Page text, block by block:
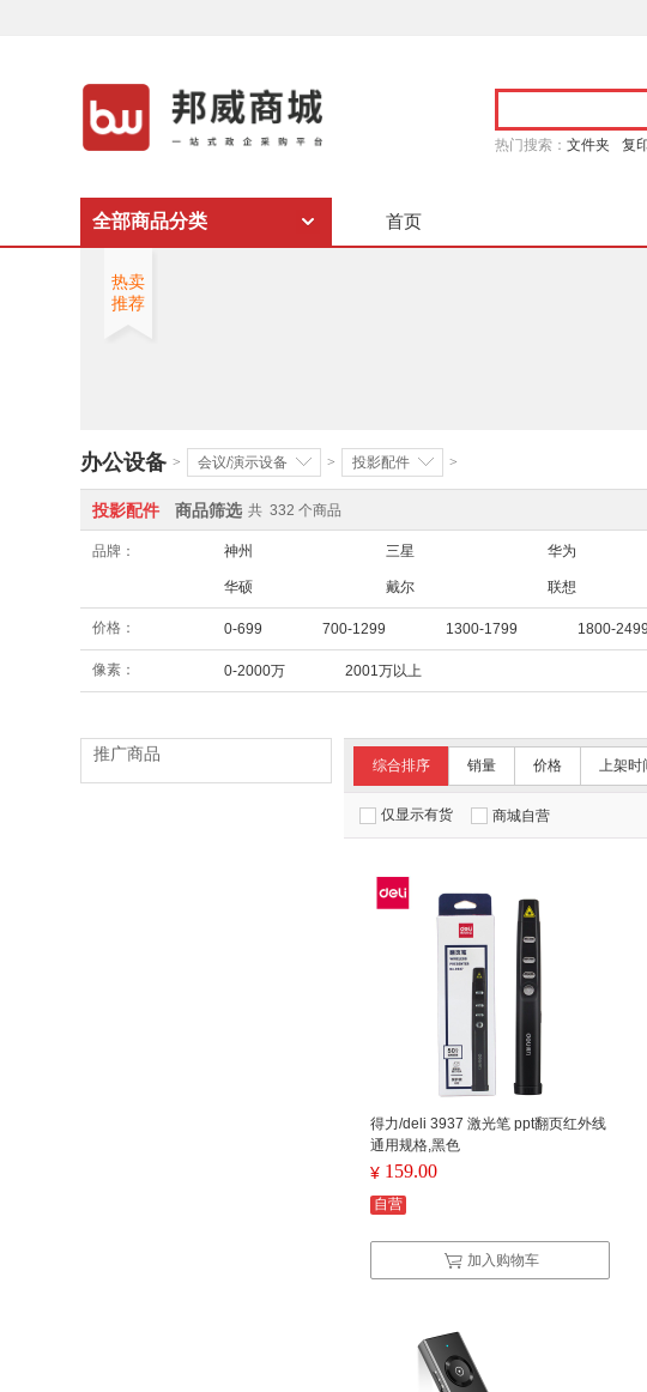
热门搜索： 文件夹 复
全部商品分类 首页
热卖
推荐
办公设备 > 会议/演示设备 > 投影配件 >
投影配件 商品筛选 共 332 个商品
品牌： 神州 三星 华为
华硕 戴尔 联想
价格： 0-699 700-1299 1300-1799 1800-2499
像素： 0-2000万 2001万以上
综合排序 销量 价格 上架时
仅显示有货 商城自营
得力/deli 3937 激光笔 ppt翻页红外线
通用规格,黑色
¥ 159.00
自营
加入购物车
推广商品